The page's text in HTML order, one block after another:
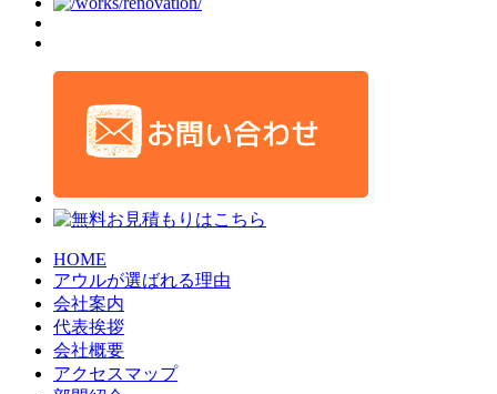
HOME
アウルが選ばれる理由
会社案内
代表挨拶
会社概要
アクセスマップ